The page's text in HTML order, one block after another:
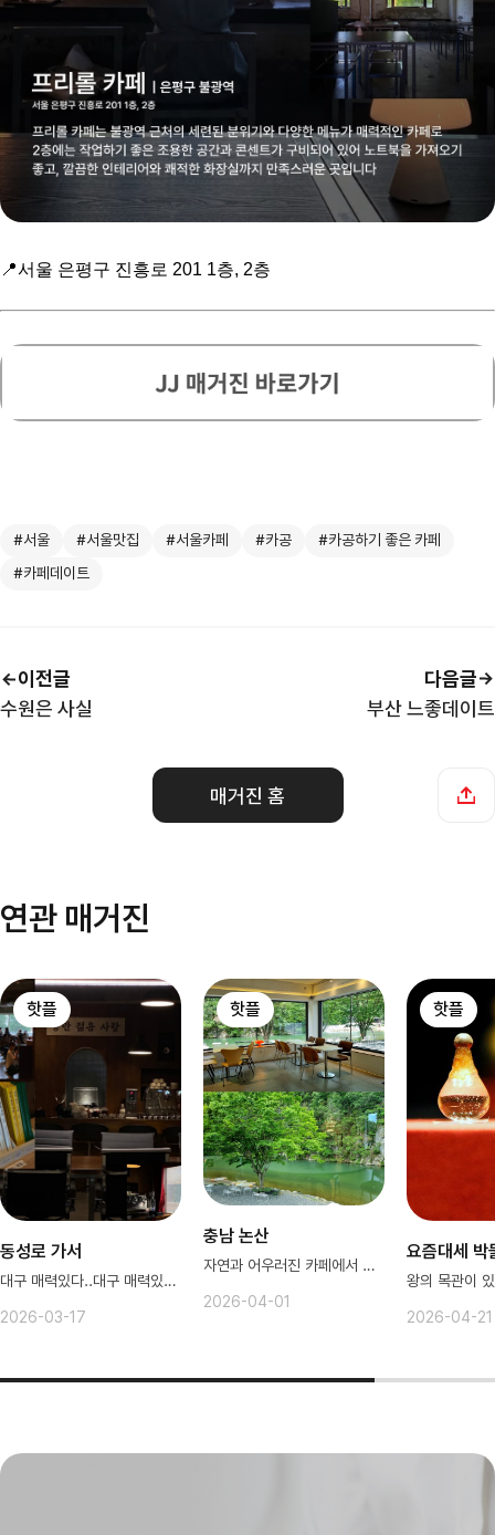
📍서울 은평구 진흥로 201 1층, 2층
#서울 #서울맛집 #서울카페 #카공
#카공하기 좋은 카페
#카페데이트
이전글
수원은 사실
부산 느좋데이트
다음글
매거진 홈
연관 매거진
핫플
동성로 가서
대구 매력있다..대구 매력있다..
2026-03-17
핫플
충남 논산
자연과 어우러진 카페에서 힐링을!
2026-04-01
핫플
요즘대세 박
2026-04-21